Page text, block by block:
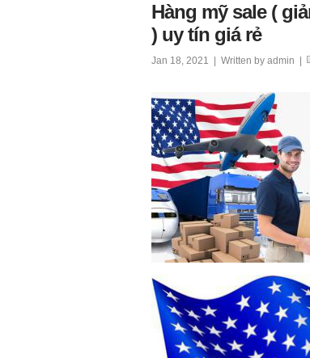
Hàng mỹ sale (
) uy tín giá rẻ
Jan 18, 2021 | Written by admin